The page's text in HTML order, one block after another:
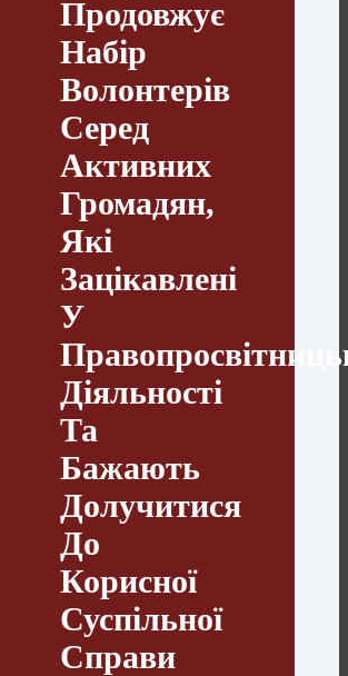
Продовжує
Набір
Волонтерів
Серед
Активних
Громадян,
Які
Зацікавлені
У
Діяльності
Та
Бажають
Долучитися
До
Корисної
Суспільної
Справи